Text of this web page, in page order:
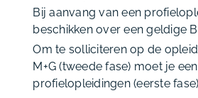
Bij aanvang van een
beschikken over een geldige
Om te solliciteren op de
M+G (tweede fase) moet je
profielopleidingen (eerste